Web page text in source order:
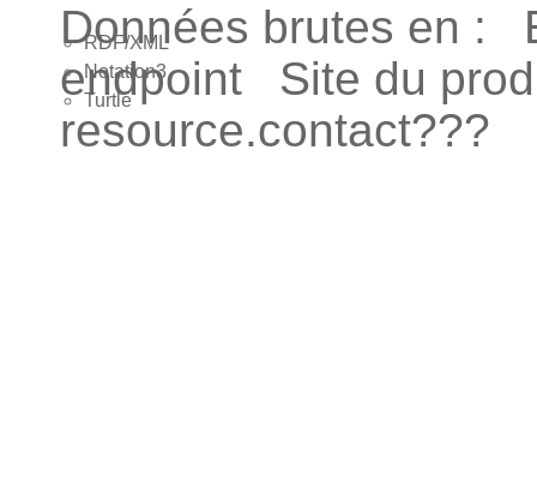
Données brutes en :
RDF/XML
Notation3
Turtle
endpoint
Site du
resource.contact???